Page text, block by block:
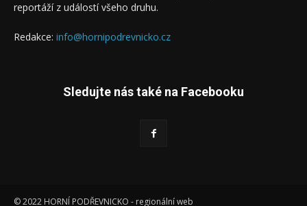
reportáží z událostí všeho druhu.
Redakce: info@hornipodrevnicko.cz
Sledujte nás také na Facebooku
© 2022 HORNÍ PODŘEVNICKO - regionální web